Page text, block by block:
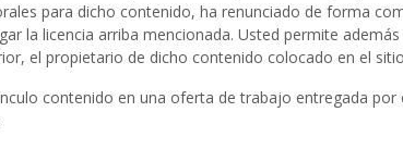
para dicho contenido, ha renunciado de forma
la licencia arriba mencionada. Usted permite
el propietario de dicho contenido colocado en el
contenido en una oferta de trabajo entregada